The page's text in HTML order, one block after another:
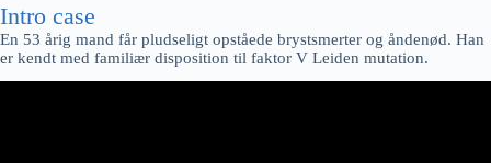
Intro case
En 53 årig mand får pludseligt opståede brystsmerter og åndenød. Han
er kendt med familiær disposition til faktor V Leiden mutation.